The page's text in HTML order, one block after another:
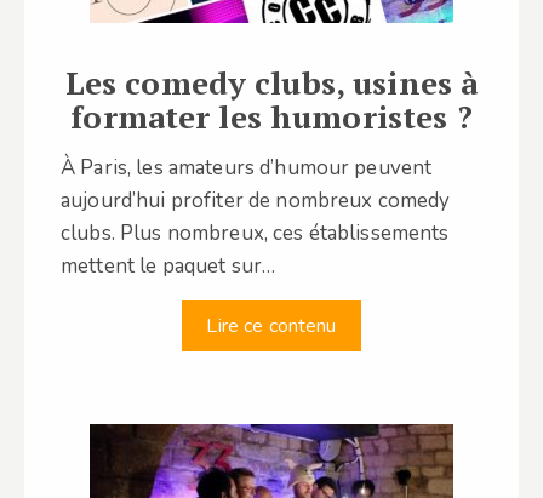
Les comedy clubs, usines à
formater les humoristes ?
À Paris, les amateurs d’humour peuvent
aujourd’hui profiter de nombreux comedy
clubs. Plus nombreux, ces établissements
mettent le paquet sur…
Lire ce contenu